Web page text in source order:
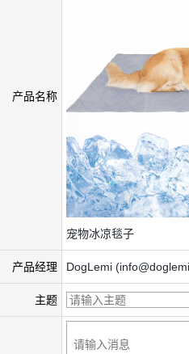
产品名称
宠物冰凉毯子
产品经理 DogLemi
主题